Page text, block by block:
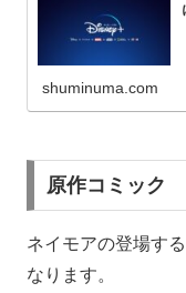
shuminuma.com
原作コミック
ネイモアの登場す
なります。